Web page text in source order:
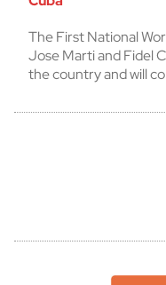
The First National
Jose Marti and Fidel
the country and will